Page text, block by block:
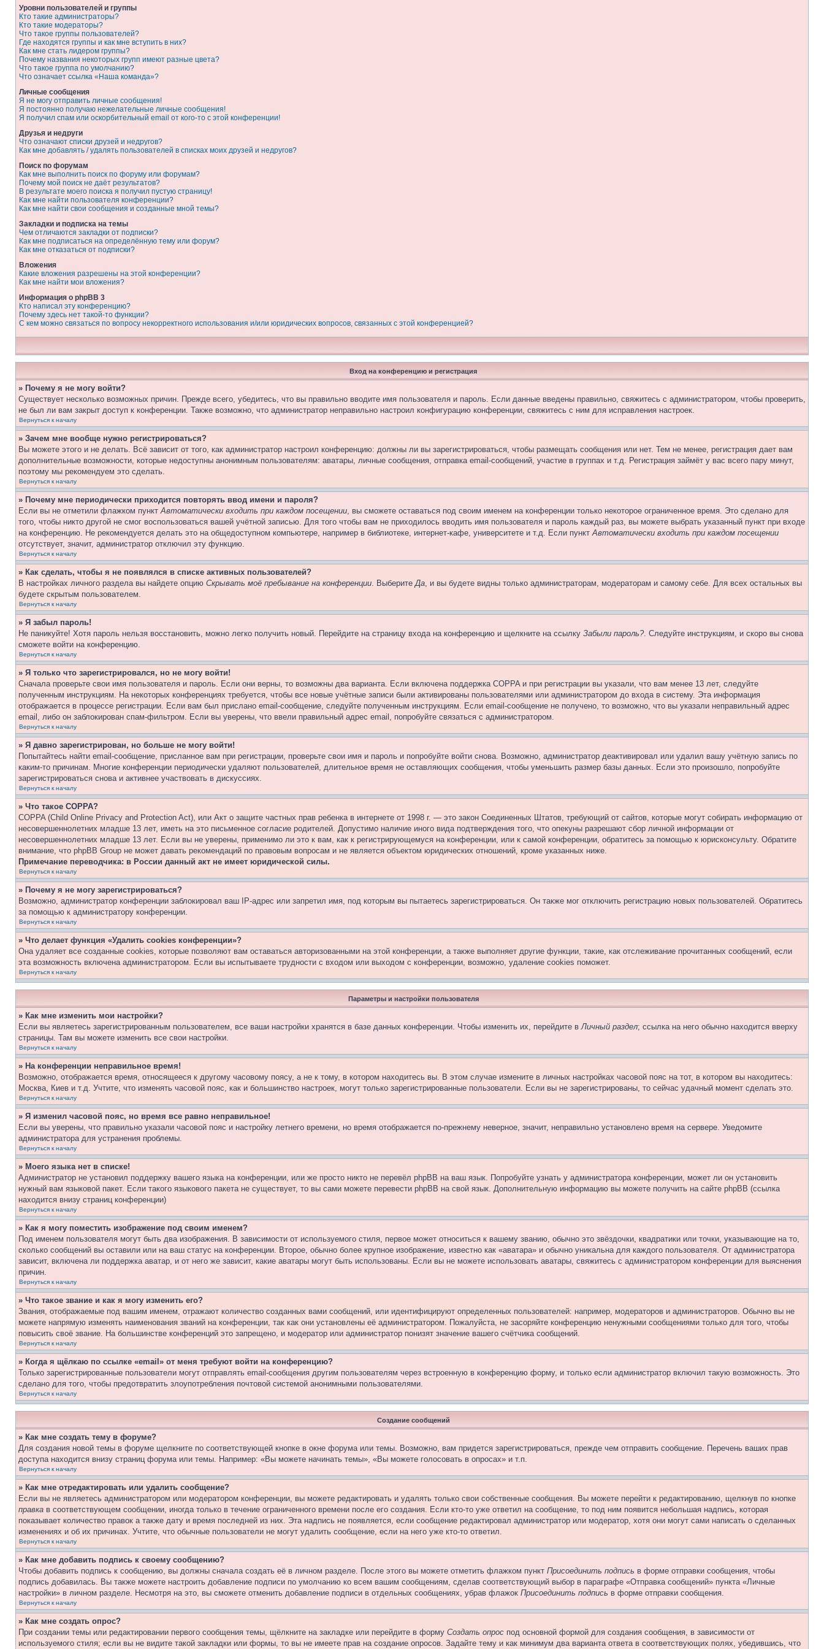
Уровни пользователей и группы
Кто такие администраторы?
Кто такие модераторы?
Что такое группы пользователей?
Где находятся группы и как мне вступить в них?
Как мне стать лидером группы?
Почему названия некоторых групп имеют разные цвета?
Что такое группа по умолчанию?
Что означает ссылка «Наша команда»?
Личные сообщения
Я не могу отправить личные сообщения!
Я постоянно получаю нежелательные личные сообщения!
Я получил спам или оскорбительный email от кого-то с этой конференции!
Друзья и недруги
Что означают списки друзей и недругов?
Как мне добавлять / удалять пользователей в списках моих друзей и недругов?
Поиск по форумам
Как мне выполнить поиск по форуму или форумам?
Почему мой поиск не даёт результатов?
В результате моего поиска я получил пустую страницу!
Как мне найти пользователя конференции?
Как мне найти свои сообщения и созданные мной темы?
Закладки и подписка на темы
Чем отличаются закладки от подписки?
Как мне подписаться на определённую тему или форум?
Как мне отказаться от подписки?
Вложения
Какие вложения разрешены на этой конференции?
Как мне найти мои вложения?
Информация о phpBB 3
Кто написал эту конференцию?
Почему здесь нет такой-то функции?
С кем можно связаться по вопросу некорректного использования и/или юридических вопросов, связанных с этой конференцией?
Вход на конференцию и регистрация
» Почему я не могу войти?
Существует несколько возможных причин. Прежде всего, убедитесь, что вы правильно вводите имя пользователя и пароль. Если данные введены правильно, свяжитесь с администратором, чтобы проверить,
не был ли вам закрыт доступ к конференции. Также возможно, что администратор неправильно настроил конфигурацию конференции, свяжитесь с ним для исправления настроек.
Вернуться к началу
» Зачем мне вообще нужно регистрироваться?
Вы можете этого и не делать. Всё зависит от того, как администратор настроил конференцию: должны ли вы зарегистрироваться, чтобы размещать сообщения или нет. Тем не менее, регистрация дает вам
дополнительные возможности, которые недоступны анонимным пользователям: аватары, личные сообщения, отправка email-сообщений, участие в группах и т.д. Регистрация займёт у вас всего пару минут,
поэтому мы рекомендуем это сделать.
Вернуться к началу
» Почему мне периодически приходится повторять ввод имени и пароля?
Если вы не отметили флажком пунктАвтоматически входить при каждом посещении, вы сможете оставаться под своим именем на конференции только некоторое ограниченное время. Это сделано для
того, чтобы никто другой не смог воспользоваться вашей учётной записью. Для того чтобы вам не приходилось вводить имя пользователя и пароль каждый раз, вы можете выбрать указанный пункт при входе
на конференцию. Не рекомендуется делать это на общедоступном компьютере, например в библиотеке, интернет-кафе, университете и т.д. Если пунктАвтоматически входить при каждом посещении
отсутствует, значит, администратор отключил эту функцию.
Вернуться к началу
» Как сделать, чтобы я не появлялся в списке активных пользователей?
В настройках личного раздела вы найдете опцию Скрывать моё пребывание на конференции. ВыберитеДа, и вы будете видны только администраторам, модераторам и самому себе. Для всех остальных вы
будете скрытым пользователем.
Вернуться к началу
» Я забыл пароль!
Не паникуйте! Хотя пароль нельзя восстановить, можно легко получить новый. Перейдите на страницу входа на конференцию и щелкните на ссылку Забыли пароль?. Следуйте инструкциям, и скоро вы снова
сможете войти на конференцию.
Вернуться к началу
» Я только что зарегистрировался, но не могу войти!
Сначала проверьте свои имя пользователя и пароль. Если они верны, то возможны два варианта. Если включена поддержка COPPA и при регистрации вы указали, что вам менее 13 лет, следуйте
полученным инструкциям. На некоторых конференциях требуется, чтобы все новые учётные записи были активированы пользователями или администратором до входа в систему. Эта информация
отображается в процессе регистрации. Если вам был прислано email-сообщение, следуйте полученным инструкциям. Если email-сообщение не получено, то возможно, что вы указали неправильный адрес
email, либо он заблокирован спам-фильтром. Если вы уверены, что ввели правильный адрес email, попробуйте связаться с администратором.
Вернуться к началу
» Я давно зарегистрирован, но больше не могу войти!
Попытайтесь найти email-сообщение, присланное вам при регистрации, проверьте свои имя и пароль и попробуйте войти снова. Возможно, администратор деактивировал или удалил вашу учётную запись по
каким-то причинам. Многие конференции периодически удаляют пользователей, длительное время не оставляющих сообщения, чтобы уменьшить размер базы данных. Если это произошло, попробуйте
зарегистрироваться снова и активнее участвовать в дискуссиях.
Вернуться к началу
» Что такое COPPA?
COPPA (Child Online Privacy and Protection Act), или Акт о защите частных прав ребенка в интернете от 1998 г. — это закон Соединенных Штатов, требующий от сайтов, которые могут собирать информацию от
несовершеннолетних младше 13 лет, иметь на это письменное согласие родителей. Допустимо наличие иного вида подтверждения того, что опекуны разрешают сбор личной информации от
несовершеннолетних младше 13 лет. Если вы не уверены, применимо ли это к вам, как к регистрирующемуся на конференции, или к самой конференции, обратитесь за помощью к юрисконсульту. Обратите
внимание, что phpBB Group не может давать рекомендаций по правовым вопросам и не является объектом юридических отношений, кроме указанных ниже.
Примечание переводчика: в России данный акт не имеет юридической силы.
Вернуться к началу
» Почему я не могу зарегистрироваться?
Возможно, администратор конференции заблокировал ваш IP-адрес или запретил имя, под которым вы пытаетесь зарегистрироваться. Он также мог отключить регистрацию новых пользователей. Обратитесь
за помощью к администратору конференции.
Вернуться к началу
» Что делает функция «Удалить cookies конференции»?
Она удаляет все созданные cookies, которые позволяют вам оставаться авторизованными на этой конференции, а также выполняет другие функции, такие, как отслеживание прочитанных сообщений, если
эта возможность включена администратором. Если вы испытываете трудности с входом или выходом с конференции, возможно, удаление cookies поможет.
Вернуться к началу
Параметры и настройки пользователя
» Как мне изменить мои настройки?
Если вы являетесь зарегистрированным пользователем, все ваши настройки хранятся в базе данных конференции. Чтобы изменить их, перейдите вЛичный раздел; ссылка на него обычно находится вверху
страницы. Там вы можете изменить все свои настройки.
Вернуться к началу
» На конференции неправильное время!
Возможно, отображается время, относящееся к другому часовому поясу, а не к тому, в котором находитесь вы. В этом случае измените в личных настройках часовой пояс на тот, в котором вы находитесь:
Москва, Киев и т.д. Учтите, что изменять часовой пояс, как и большинство настроек, могут только зарегистрированные пользователи. Если вы не зарегистрированы, то сейчас удачный момент сделать это.
Вернуться к началу
» Я изменил часовой пояс, но время все равно неправильное!
Если вы уверены, что правильно указали часовой пояс и настройку летнего времени, но время отображается по-прежнему неверное, значит, неправильно установлено время на сервере. Уведомите
администратора для устранения проблемы.
Вернуться к началу
» Моего языка нет в списке!
Администратор не установил поддержку вашего языка на конференции, или же просто никто не перевёл phpBB на ваш язык. Попробуйте узнать у администратора конференции, может ли он установить
нужный вам языковой пакет. Если такого языкового пакета не существует, то вы сами можете перевести phpBB на свой язык. Дополнительную информацию вы можете получить на сайте phpBB (ссылка
находится внизу страниц конференции)
Вернуться к началу
» Как я могу поместить изображение под своим именем?
Под именем пользователя могут быть два изображения. В зависимости от используемого стиля, первое может относиться к вашему званию, обычно это звёздочки, квадратики или точки, указывающие на то,
сколько сообщений вы оставили или на ваш статус на конференции. Второе, обычно более крупное изображение, известно как «аватара» и обычно уникальна для каждого пользователя. От администратора
зависит, включена ли поддержка аватар, и от него же зависит, какие аватары могут быть использованы. Если вы не можете использовать аватары, свяжитесь с администратором конференции для выяснения
причин.
Вернуться к началу
» Что такое звание и как я могу изменить его?
Звания, отображаемые под вашим именем, отражают количество созданных вами сообщений, или идентифицируют определенных пользователей: например, модераторов и администраторов. Обычно вы не
можете напрямую изменять наименования званий на конференции, так как они установлены её администратором. Пожалуйста, не засоряйте конференцию ненужными сообщениями только для того, чтобы
повысить своё звание. На большинстве конференций это запрещено, и модератор или администратор понизят значение вашего счётчика сообщений.
Вернуться к началу
» Когда я щёлкаю по ссылке «email» от меня требуют войти на конференцию?
Только зарегистрированные пользователи могут отправлять email-сообщения другим пользователям через встроенную в конференцию форму, и только если администратор включил такую возможность. Это
сделано для того, чтобы предотвратить злоупотребления почтовой системой анонимными пользователями.
Вернуться к началу
Создание сообщений
» Как мне создать тему в форуме?
Для создания новой темы в форуме щелкните по соответствующей кнопке в окне форума или темы. Возможно, вам придется зарегистрироваться, прежде чем отправить сообщение. Перечень ваших прав
доступа находится внизу страниц форума или темы. Например: «Вы можете начинать темы», «Вы можете голосовать в опросах» и т.п.
Вернуться к началу
» Как мне отредактировать или удалить сообщение?
Если вы не являетесь администратором или модератором конференции, вы можете редактировать и удалять только свои собственные сообщения. Вы можете перейти к редактированию, щелкнув по кнопке
правка в соответствующем сообщении, иногда только в течение ограниченного времени после его создания. Если кто-то уже ответил на сообщение, то под ним появится небольшая надпись, которая
показывает количество правок а также дату и время последней из них. Эта надпись не появляется, если сообщение редактировал администратор или модератор, хотя они могут сами написать о сделанных
изменениях и об их причинах. Учтите, что обычные пользователи не могут удалить сообщение, если на него уже кто-то ответил.
Вернуться к началу
» Как мне добавить подпись к своему сообщению?
Чтобы добавить подпись к сообщению, вы должны сначала создать её в личном разделе. После этого вы можете отметить флажком пункт Присоединить подпись в форме отправки сообщения, чтобы
подпись добавилась. Вы также можете настроить добавление подписи по умолчанию ко всем вашим сообщениям, сделав соответствующий выбор в параграфе «Отправка сообщений» пункта «Личные
настройки» в личном разделе. Несмотря на это, вы сможете отменить добавление подписи в отдельных сообщениях, убрав флажок Присоединить подпись в форме отправки сообщения.
Вернуться к началу
» Как мне создать опрос?
При создании темы или редактировании первого сообщения темы, щёлкните на закладке или перейдите в форму Создать опрос под основной формой для создания сообщения, в зависимости от
используемого стиля; если вы не видите такой закладки или формы, то вы не имеете прав на создание опросов. Задайте тему и как минимум два варианта ответа в соответствующих полях, убедившись, что